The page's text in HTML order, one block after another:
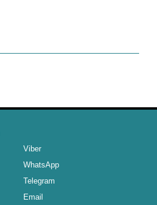
Viber
WhatsApp
Telegram
Email